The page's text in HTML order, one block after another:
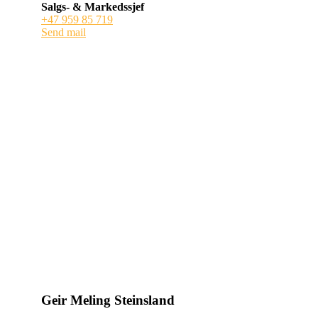
Salgs- & Markedssjef
+47 959 85 719
Send mail
Geir Meling Steinsland